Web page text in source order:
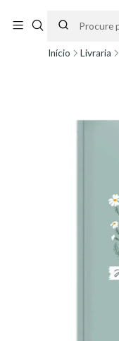
partir do dia 11 de Agosto,
Início Livraria